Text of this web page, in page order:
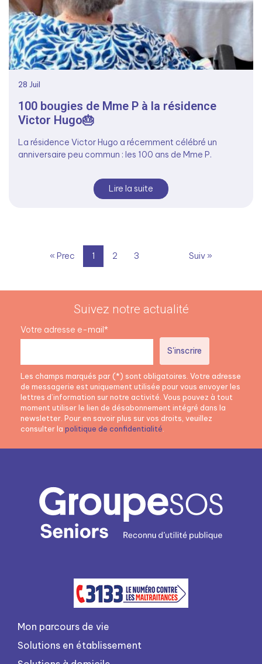
28 Juil
100 bougies de Mme P à la résidence
Victor Hugo🎂
La résidence Victor Hugo a récemment célébré un
anniversaire peu commun : les 100 ans de Mme P.
Lire la suite
« Prec 1 2 3 Suiv »
Suivez notre actualité
Votre adresse e-mail*
Les champs marqués par (*) sont obligatoires. Votre adresse
de messagerie est uniquement utilisée pour vous envoyer les
lettres d’information sur notre activité. Vous pouvez à tout
moment utiliser le lien de désabonnement intégré dans la
newsletter. Pour en savoir plus sur vos droits, veuillez
consulter la politique de confidentialité
Mon parcours de vie
Solutions en établissement